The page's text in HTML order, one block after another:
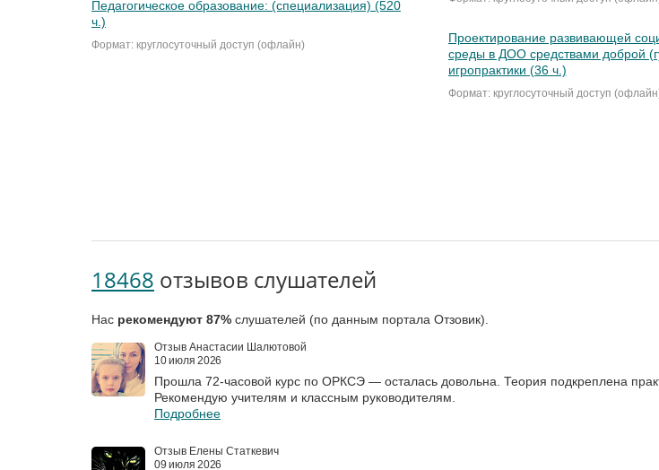
Педагогическое образование: (специализация) (520
ч.)
Формат: круглосуточный доступ (офлайн)
Проектирование развивающей
среды в ДОО средствами доброй
игропрактики (36 ч.)
Формат: круглосуточный доступ
18468 отзывов слушателей
Нас рекомендуют 87% слушателей (по данным портала Отзовик).
Отзыв Анастасии Шалютовой
10 июля 2026
Прошла 72‑часовой курс по ОРКСЭ — осталась довольна. Теория подкреплена
Рекомендую учителям и классным руководителям.
Подробнее
Отзыв Елены Статкевич
09 июля 2026